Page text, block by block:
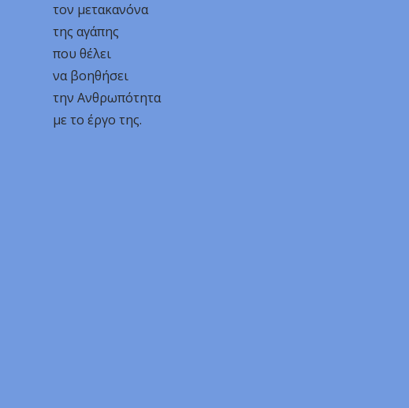
τον μετακανόνα
της αγάπης
που θέλει
να βοηθήσει
την Ανθρωπότητα
με το έργο της.